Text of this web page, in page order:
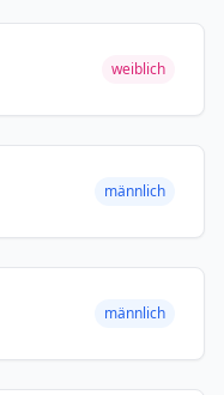
weiblich
männlich
männlich